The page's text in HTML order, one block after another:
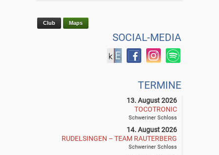
Club Maps
SOCIAL-MEDIA
TERMINE
13. August 2026
TOCOTRONIC
Schweriner Schloss
14. August 2026
RUDELSINGEN – TEAM RAUTERBERG
Schweriner Schloss